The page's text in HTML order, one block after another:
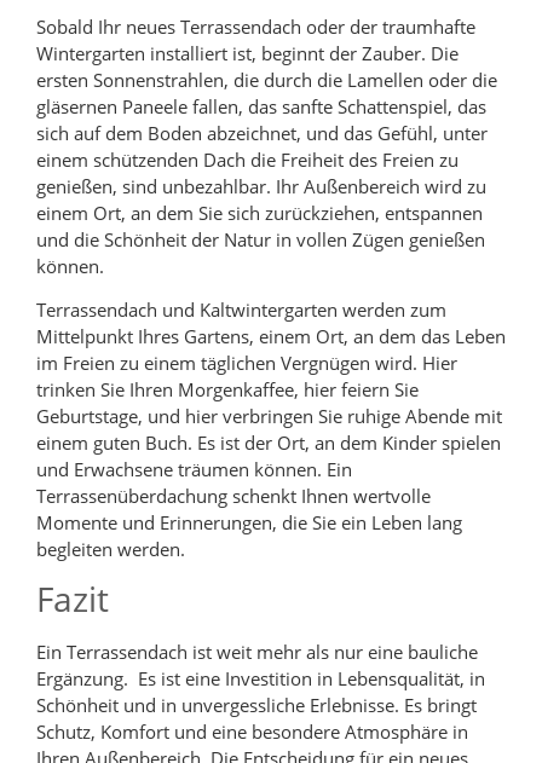
Sobald Ihr neues Terrassendach oder der traumhafte
Wintergarten installiert ist, beginnt der Zauber. Die
ersten Sonnenstrahlen, die durch die Lamellen oder die
gläsernen Paneele fallen, das sanfte Schattenspiel, das
sich auf dem Boden abzeichnet, und das Gefühl, unter
einem schützenden Dach die Freiheit des Freien zu
genießen, sind unbezahlbar. Ihr Außenbereich wird zu
einem Ort, an dem Sie sich zurückziehen, entspannen
und die Schönheit der Natur in vollen Zügen genießen
können.
Terrassendach und Kaltwintergarten werden zum
Mittelpunkt Ihres Gartens, einem Ort, an dem das Leben
im Freien zu einem täglichen Vergnügen wird. Hier
trinken Sie Ihren Morgenkaffee, hier feiern Sie
Geburtstage, und hier verbringen Sie ruhige Abende mit
einem guten Buch. Es ist der Ort, an dem Kinder spielen
und Erwachsene träumen können. Ein
Terrassenüberdachung schenkt Ihnen wertvolle
Momente und Erinnerungen, die Sie ein Leben lang
begleiten werden.
Fazit
Ein Terrassendach ist weit mehr als nur eine bauliche
Ergänzung. Es ist eine Investition in Lebensqualität, in
Schönheit und in unvergessliche Erlebnisse. Es bringt
Schutz, Komfort und eine besondere Atmosphäre in